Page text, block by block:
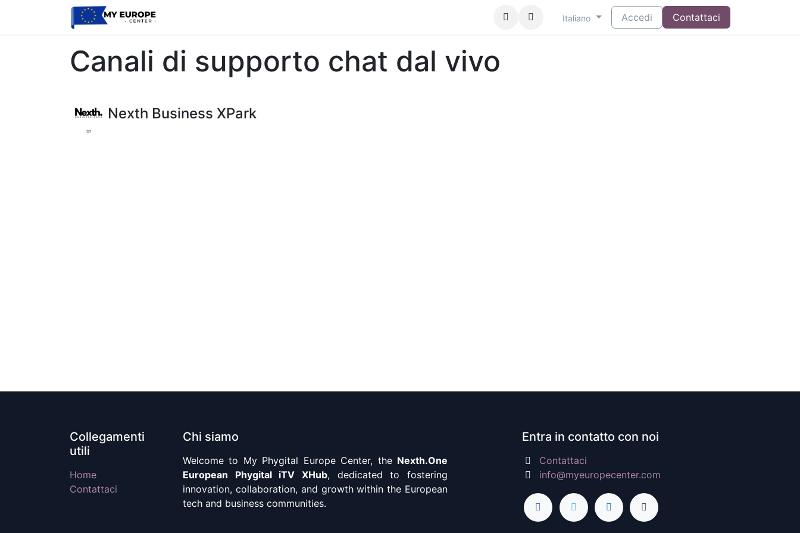
Italiano Accedi Contattaci
Canali di supporto chat dal vivo
Nexth Business XPark
Collegamenti
utili
Home
Contattaci
Chi siamo
Welcome to My Phygital Europe Center, the Nexth.One
European Phygital iTV XHub, dedicated to fostering
innovation, collaboration, and growth within the European
tech and business communities.
Entra in contatto con noi
Contattaci
info@myeuropecenter.com